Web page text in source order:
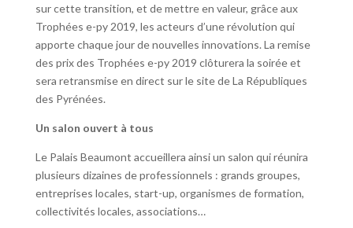
sur cette transition, et de mettre en valeur, grâce aux
Trophées e-py 2019, les acteurs d’une révolution qui
apporte chaque jour de nouvelles innovations. La remise
des prix des Trophées e-py 2019 clôturera la soirée et
sera retransmise en direct sur le site de La Républiques
des Pyrénées.
Un salon ouvert à tous
Le Palais Beaumont accueillera ainsi un salon qui réunira
plusieurs dizaines de professionnels : grands groupes,
entreprises locales, start-up, organismes de formation,
collectivités locales, associations…